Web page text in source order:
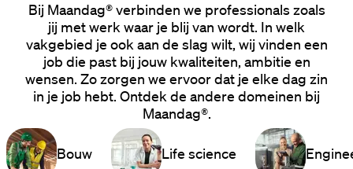
Bij Maandag® verbinden we professionals zoals
jij met werk waar je blij van wordt. In welk
vakgebied je ook aan de slag wilt, wij vinden een
job die past bij jouw kwaliteiten, ambitie en
wensen. Zo zorgen we ervoor dat je elke dag zin
in je job hebt. Ontdek de andere domeinen bij
Maandag®.
Bouw Life science